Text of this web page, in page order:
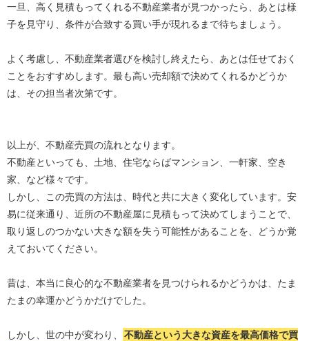
一旦、高く見積もってくれる不動産業者が見つかったら、あとは様
子を見守り、条件が合致する買い手が現れるまで待ちましょう。
よく考慮し、不動産業者選びを検討し終えたら、あとは任せておく
ことをおすすめします。最も高い売却額で決めてくれるかどうか
は、その担当者次第です。
以上が、不動産売買の流れとなります。
不動産といっても、土地、住宅ならばマンション、一軒家、空き
家、など様々です。
しかし、この売買の方法は、時代と共に大きく変化しています。安
易に従来通り、近所の不動産屋に見積もって決めてしまうことで、
取り返しのつかない大きな額を失う可能性があることを、どうか覚
えておいてください。
昔は、本当に良心的な不動産業者を見つけられるかどうかは、たま
たまの幸運かどうかだけでした。
しかし、世の中が変わり、
不動産という大きな資産を最高価格で買